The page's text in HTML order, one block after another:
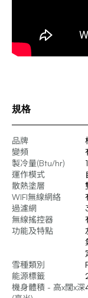
規格
品牌
變頻
製冷量(Btu/hr)
運作模式
散熱塗層
WIFI無線網絡
過濾網
無線搖控器
功能及特點
雪種類別
能源標籤
機身體積 - 高x闊x深